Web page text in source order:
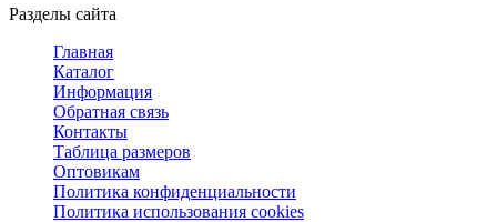
Разделы сайта
Главная
Каталог
Информация
Обратная связь
Контакты
Таблица размеров
Оптовикам
Политика конфиденциальности
Политика использования cookies